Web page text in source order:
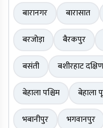
बारानगर
बारासात
बरजोड़ा
बैरकपुर
बसंती
बशीरहाट दक्षिण
बेहाला पश्चिम
बेहाला
भबानीपुर
भगवानपुर